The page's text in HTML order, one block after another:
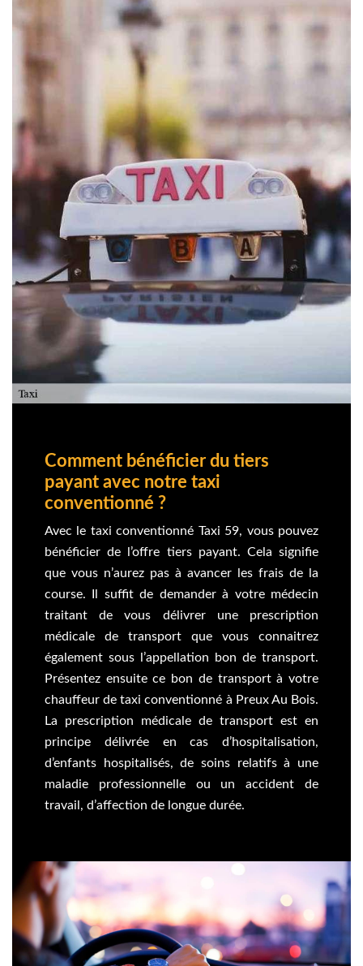
Comment bénéficier du tiers
payant avec notre taxi
conventionné ?
Avec le taxi conventionné Taxi 59, vous pouvez
bénéficier de l’offre tiers payant. Cela signifie
que vous n’aurez pas à avancer les frais de la
course. Il suffit de demander à votre médecin
traitant de vous délivrer une prescription
médicale de transport que vous connaitrez
également sous l’appellation bon de transport.
Présentez ensuite ce bon de transport à votre
chauffeur de taxi conventionné à Preux Au Bois.
La prescription médicale de transport est en
principe délivrée en cas d’hospitalisation,
d’enfants hospitalisés, de soins relatifs à une
maladie professionnelle ou un accident de
travail, d’affection de longue durée.